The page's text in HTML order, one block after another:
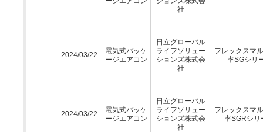
社
2024/03/22
電気式パッケ
ージエアコン
日立グローバル
ライフソリュー
ションズ株式会
社
フレックスマ
率SGシリ
2024/03/22
電気式パッケ
ージエアコン
日立グローバル
ライフソリュー
ションズ株式会
社
フレックスマ
率SGRシリ